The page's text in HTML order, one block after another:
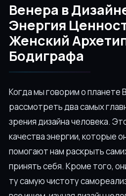
Венера в
Энергия
Женский
Бодиграфа
Когда мы говорим о планете
рассмотреть два самых
зрения дизайна человека.
качества энергии, которые
помогают нам раскрыть
принять себя. Кроме того,
ту самую чистоту